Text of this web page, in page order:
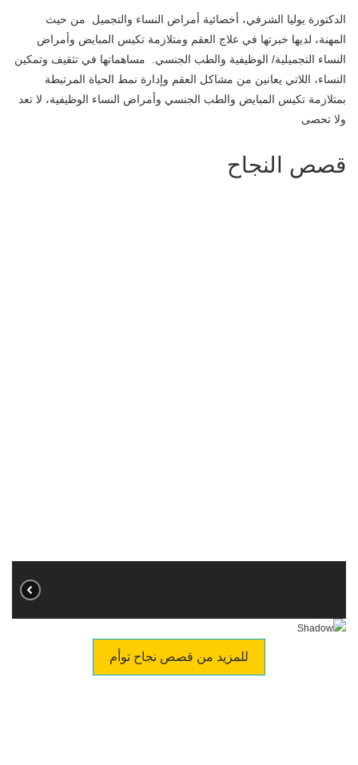
الدكتورة يوليا الشرفي، أخصائية أمراض النساء والتجميل من حيث
المهنة، لديها خبرتها في علاج العقم ومتلازمة تكيس المبايض وأمراض
النساء التجميلية/ الوظيفية والطب الجنسي. مساهماتها في تثقيف وتمكين
النساء، اللاتي يعانين من مشاكل العقم وإدارة نمط الحياة المرتبطة
بمتلازمة تكيس المبايض والطب الجنسي وأمراض النساء الوظيفية، لا تعد
ولا تحصى
قصص النجاح
للمزيد من قصص نجاح توأم